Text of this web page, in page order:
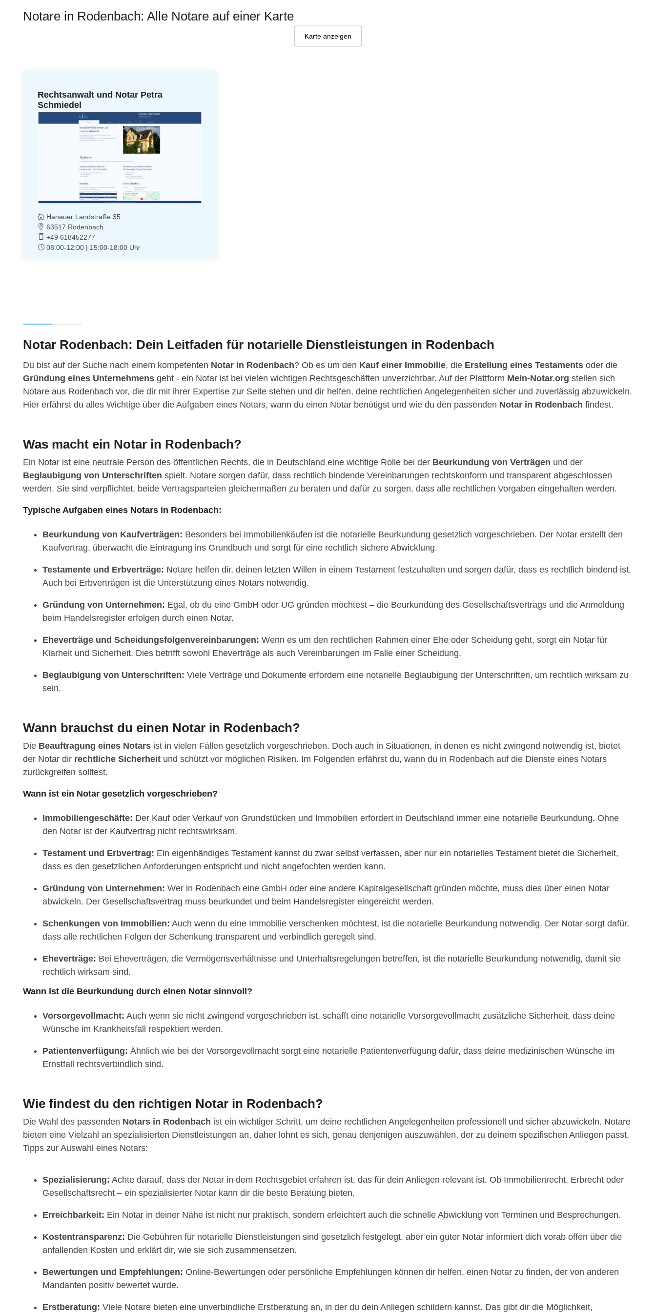
Notare in Rodenbach: Alle Notare auf einer Karte
Karte anzeigen
Rechtsanwalt und Notar Petra
Schmiedel
Hanauer Landstraße 35
63517 Rodenbach
+49 618452277
08:00-12:00 | 15:00-18:00 Uhr
Notar Rodenbach: Dein Leitfaden für notarielle Dienstleistungen in Rodenbach
Du bist auf der Suche nach einem kompetenten Notar in Rodenbach? Ob es um den Kauf einer Immobilie, die Erstellung eines Testaments oder die
Gründung eines Unternehmens geht - ein Notar ist bei vielen wichtigen Rechtsgeschäften unverzichtbar. Auf der Plattform Mein-Notar.org stellen sich
Notare aus Rodenbach vor, die dir mit ihrer Expertise zur Seite stehen und dir helfen, deine rechtlichen Angelegenheiten sicher und zuverlässig abzuwickeln.
Hier erfährst du alles Wichtige über die Aufgaben eines Notars, wann du einen Notar benötigst und wie du den passenden Notar in Rodenbach findest.
Was macht ein Notar in Rodenbach?
Ein Notar ist eine neutrale Person des öffentlichen Rechts, die in Deutschland eine wichtige Rolle bei der Beurkundung von Verträgen und der
Beglaubigung von Unterschriften spielt. Notare sorgen dafür, dass rechtlich bindende Vereinbarungen rechtskonform und transparent abgeschlossen
werden. Sie sind verpflichtet, beide Vertragsparteien gleichermaßen zu beraten und dafür zu sorgen, dass alle rechtlichen Vorgaben eingehalten werden.
Typische Aufgaben eines Notars in Rodenbach:
Beurkundung von Kaufverträgen: Besonders bei Immobilienkäufen ist die notarielle Beurkundung gesetzlich vorgeschrieben. Der Notar erstellt den
Kaufvertrag, überwacht die Eintragung ins Grundbuch und sorgt für eine rechtlich sichere Abwicklung.
Testamente und Erbverträge: Notare helfen dir, deinen letzten Willen in einem Testament festzuhalten und sorgen dafür, dass es rechtlich bindend ist.
Auch bei Erbverträgen ist die Unterstützung eines Notars notwendig.
Gründung von Unternehmen: Egal, ob du eine GmbH oder UG gründen möchtest – die Beurkundung des Gesellschaftsvertrags und die Anmeldung
beim Handelsregister erfolgen durch einen Notar.
Eheverträge und Scheidungsfolgenvereinbarungen: Wenn es um den rechtlichen Rahmen einer Ehe oder Scheidung geht, sorgt ein Notar für
Klarheit und Sicherheit. Dies betrifft sowohl Eheverträge als auch Vereinbarungen im Falle einer Scheidung.
Beglaubigung von Unterschriften: Viele Verträge und Dokumente erfordern eine notarielle Beglaubigung der Unterschriften, um rechtlich wirksam zu
sein.
Wann brauchst du einen Notar in Rodenbach?
Die Beauftragung eines Notars ist in vielen Fällen gesetzlich vorgeschrieben. Doch auch in Situationen, in denen es nicht zwingend notwendig ist, bietet
der Notar dir rechtliche Sicherheit und schützt vor möglichen Risiken. Im Folgenden erfährst du, wann du in Rodenbach auf die Dienste eines Notars
zurückgreifen solltest.
Wann ist ein Notar gesetzlich vorgeschrieben?
Immobiliengeschäfte: Der Kauf oder Verkauf von Grundstücken und Immobilien erfordert in Deutschland immer eine notarielle Beurkundung. Ohne
den Notar ist der Kaufvertrag nicht rechtswirksam.
Testament und Erbvertrag: Ein eigenhändiges Testament kannst du zwar selbst verfassen, aber nur ein notarielles Testament bietet die Sicherheit,
dass es den gesetzlichen Anforderungen entspricht und nicht angefochten werden kann.
Gründung von Unternehmen: Wer in Rodenbach eine GmbH oder eine andere Kapitalgesellschaft gründen möchte, muss dies über einen Notar
abwickeln. Der Gesellschaftsvertrag muss beurkundet und beim Handelsregister eingereicht werden.
Schenkungen von Immobilien: Auch wenn du eine Immobilie verschenken möchtest, ist die notarielle Beurkundung notwendig. Der Notar sorgt dafür,
dass alle rechtlichen Folgen der Schenkung transparent und verbindlich geregelt sind.
Eheverträge: Bei Eheverträgen, die Vermögensverhältnisse und Unterhaltsregelungen betreffen, ist die notarielle Beurkundung notwendig, damit sie
rechtlich wirksam sind.
Wann ist die Beurkundung durch einen Notar sinnvoll?
Vorsorgevollmacht: Auch wenn sie nicht zwingend vorgeschrieben ist, schafft eine notarielle Vorsorgevollmacht zusätzliche Sicherheit, dass deine
Wünsche im Krankheitsfall respektiert werden.
Patientenverfügung: Ähnlich wie bei der Vorsorgevollmacht sorgt eine notarielle Patientenverfügung dafür, dass deine medizinischen Wünsche im
Ernstfall rechtsverbindlich sind.
Wie findest du den richtigen Notar in Rodenbach?
Die Wahl des passenden Notars in Rodenbach ist ein wichtiger Schritt, um deine rechtlichen Angelegenheiten professionell und sicher abzuwickeln. Notare
bieten eine Vielzahl an spezialisierten Dienstleistungen an, daher lohnt es sich, genau denjenigen auszuwählen, der zu deinem spezifischen Anliegen passt.
Tipps zur Auswahl eines Notars:
Spezialisierung: Achte darauf, dass der Notar in dem Rechtsgebiet erfahren ist, das für dein Anliegen relevant ist. Ob Immobilienrecht, Erbrecht oder
Gesellschaftsrecht – ein spezialisierter Notar kann dir die beste Beratung bieten.
Erreichbarkeit: Ein Notar in deiner Nähe ist nicht nur praktisch, sondern erleichtert auch die schnelle Abwicklung von Terminen und Besprechungen.
Kostentransparenz: Die Gebühren für notarielle Dienstleistungen sind gesetzlich festgelegt, aber ein guter Notar informiert dich vorab offen über die
anfallenden Kosten und erklärt dir, wie sie sich zusammensetzen.
Bewertungen und Empfehlungen: Online-Bewertungen oder persönliche Empfehlungen können dir helfen, einen Notar zu finden, der von anderen
Mandanten positiv bewertet wurde.
Erstberatung: Viele Notare bieten eine unverbindliche Erstberatung an, in der du dein Anliegen schildern kannst. Das gibt dir die Möglichkeit,